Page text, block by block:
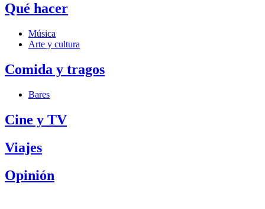
Qué hacer
Música
Arte y cultura
Comida y tragos
Bares
Cine y TV
Viajes
Opinión